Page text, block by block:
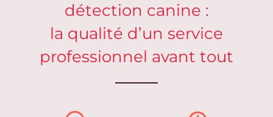
détection canine :
la qualité d’un service
professionnel avant tout